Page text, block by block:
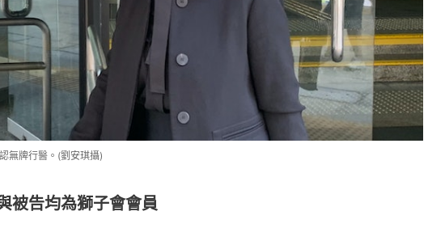
無牌行醫。(劉安琪攝)
被告均為獅子會會員